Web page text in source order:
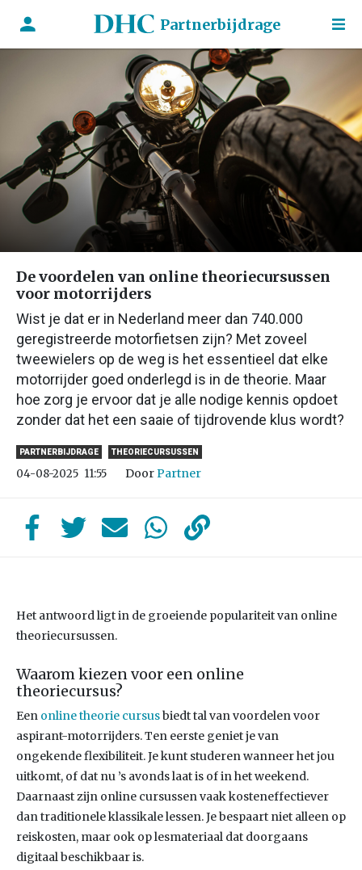
Partnerbijdrage
De voordelen van online theoriecursussen
voor motorrijders
Wist je dat er in Nederland meer dan 740.000
geregistreerde motorfietsen zijn? Met zoveel
tweewielers op de weg is het essentieel dat elke
motorrijder goed onderlegd is in de theorie. Maar
hoe zorg je ervoor dat je alle nodige kennis opdoet
zonder dat het een saaie of tijdrovende klus wordt?
PARTNERBIJDRAGE THEORIECURSUSSEN
04-08-2025 11:55 DoorPartner
Het antwoord ligt in de groeiende populariteit van online
theoriecursussen.
Waarom kiezen voor een online
theoriecursus?
Een online theorie cursusbiedt tal van voordelen voor
aspirant-motorrijders. Ten eerste geniet je van
ongekende flexibiliteit. Je kunt studeren wanneer het jou
uitkomt, of dat nu ’s avonds laat is of in het weekend.
Daarnaast zijn online cursussen vaak kosteneffectiever
dan traditionele klassikale lessen. Je bespaart niet alleen op
reiskosten, maar ook op lesmateriaal dat doorgaans
digitaal beschikbaar is.